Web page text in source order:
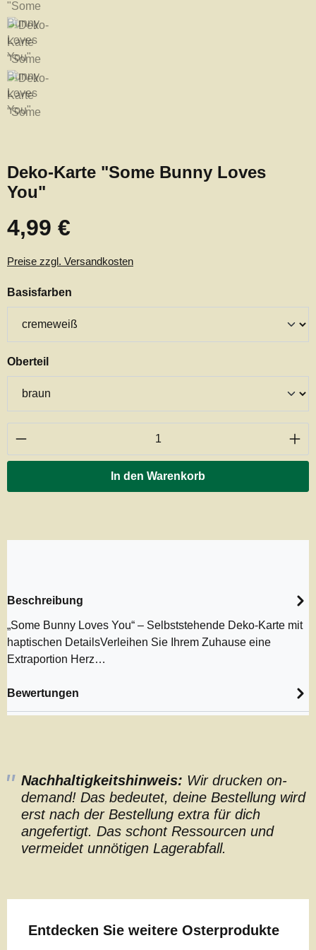
Deko-Karte "Some Bunny Loves
You"
Regulärer Preis:
4,99 €
Preise zzgl. Versandkosten
Basisfarben
Oberteilauswählen
Produkt Anzahl: Gib den gewünschten
In den Warenkorb
Beschreibung
„Some Bunny Loves You“ – Selbststehende Deko-Karte mit
haptischen DetailsVerleihen Sie Ihrem Zuhause eine
Extraportion Herz…
Bewertungen
Nachhaltigkeitshinweis: Wir drucken on-
demand! Das bedeutet, deine Bestellung wird
erst nach der Bestellung extra für dich
angefertigt. Das schont Ressourcen und
vermeidet unnötigen Lagerabfall.
Produktgalerie überspringen
Entdecken Sie weitere Osterprodukte